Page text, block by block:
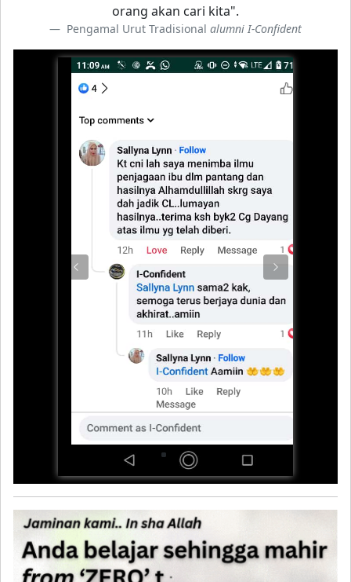
orang akan cari kita".
Pengamal Urut Tradisional alumni I-Confident